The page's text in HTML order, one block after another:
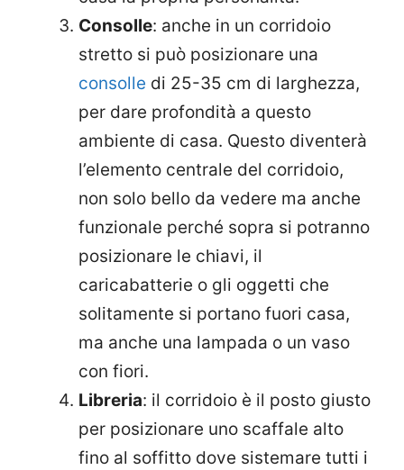
Consolle: anche in un corridoio
stretto si può posizionare una
consolle di 25-35 cm di larghezza,
per dare profondità a questo
ambiente di casa. Questo diventerà
l’elemento centrale del corridoio,
non solo bello da vedere ma anche
funzionale perché sopra si potranno
posizionare le chiavi, il
caricabatterie o gli oggetti che
solitamente si portano fuori casa,
ma anche una lampada o un vaso
con fiori.
Libreria: il corridoio è il posto giusto
per posizionare uno scaffale alto
fino al soffitto dove sistemare tutti i